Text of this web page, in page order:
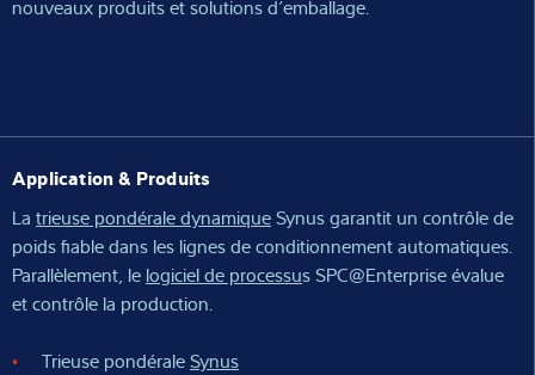
nouveaux produits et solutions d’emballage.
Application & Produits
La trieuse pondérale dynamiqueSynus garantit un contrôle de
poids fiable dans les lignes de conditionnement automatiques.
Parallèlement, le logiciel de processus SPC@Enterprise évalue
et contrôle la production.
Trieuse pondéraleSynus